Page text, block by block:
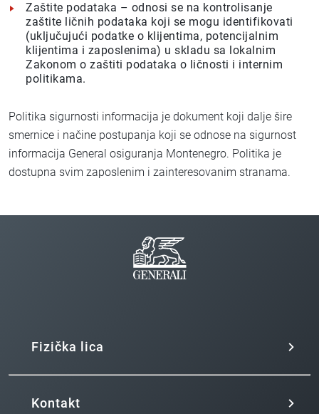
Zaštite podataka – odnosi se na kontrolisanje
zaštite ličnih podataka koji se mogu identifikovati
(uključujući podatke o klijentima, potencijalnim
klijentima i zaposlenima) u skladu sa lokalnim
Zakonom o zaštiti podataka o ličnosti i internim
politikama.
Politika sigurnosti informacija je dokument koji dalje šire
smernice i načine postupanja koji se odnose na sigurnost
informacija General osiguranja Montenegro. Politika je
dostupna svim zaposlenim i zainteresovanim stranama.
Fizička lica
Kontakt